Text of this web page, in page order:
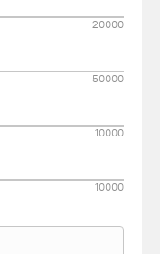
20000
50000
10000
10000